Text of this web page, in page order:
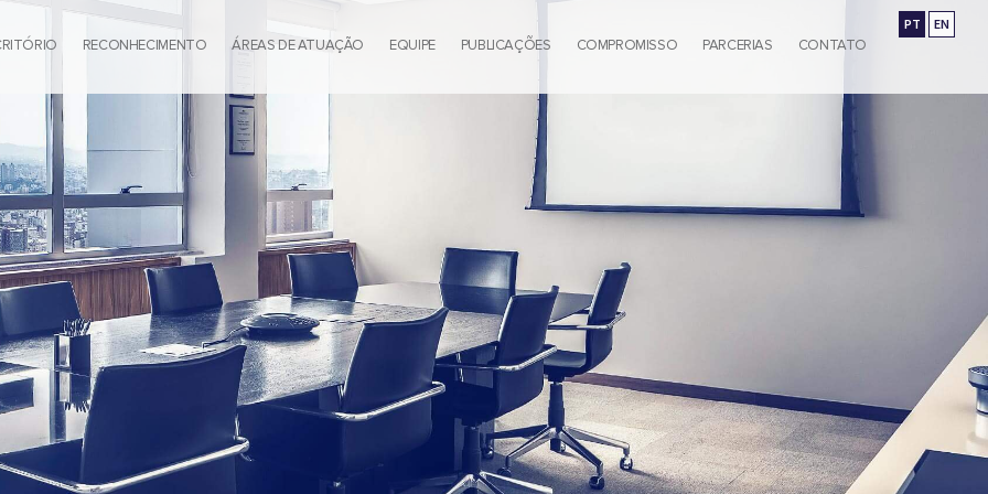
PT EN
RECONHECIMENTO ÁREAS DE ATUAÇÃO EQUIPE PUBLICAÇÕES COMPROMISSO PARCERIAS CONTATO